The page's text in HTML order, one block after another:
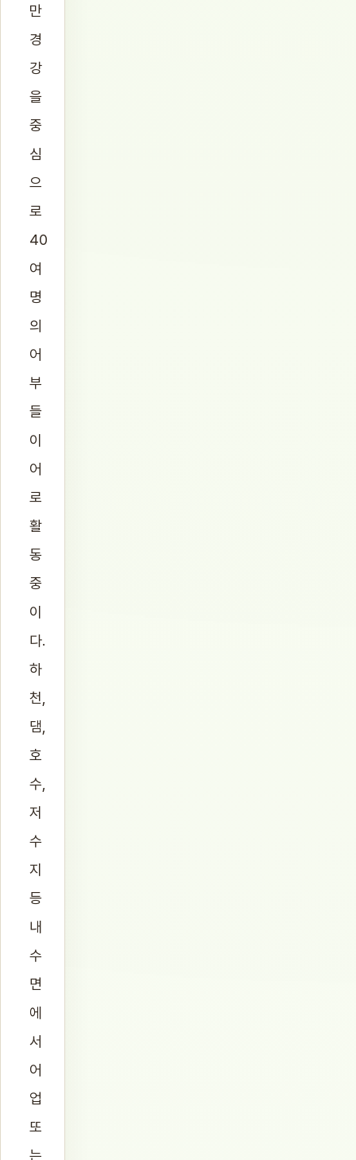
만
경
강
을
중
심
으
로
40
여
명
의
어
부
들
이
어
로
활
동
중
이
다.
하
천,
댐,
호
수,
저
수
지
등
내
수
면
에
서
어
업
또
는